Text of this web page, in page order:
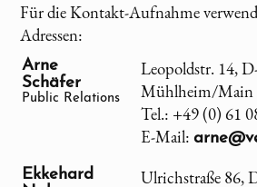
Für die Kontakt-Aufnahme
Adressen:
Arne
Schäfer
Public Relations
Leopoldstr. 14,
Mühlheim/Main
Tel.: +49 (0) 61
E-Mail:
Ekkehard
Ulrichstraße 86,